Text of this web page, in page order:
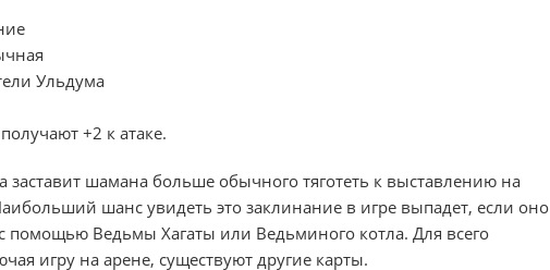
Ульдума
+2 к атаке.
заставит шамана больше обычного тяготеть к выставлению на
шанс увидеть это заклинание в игре выпадет, если оно
помощью Ведьмы Хагаты или Ведьминого котла. Для всего
игру на арене, существуют другие карты.